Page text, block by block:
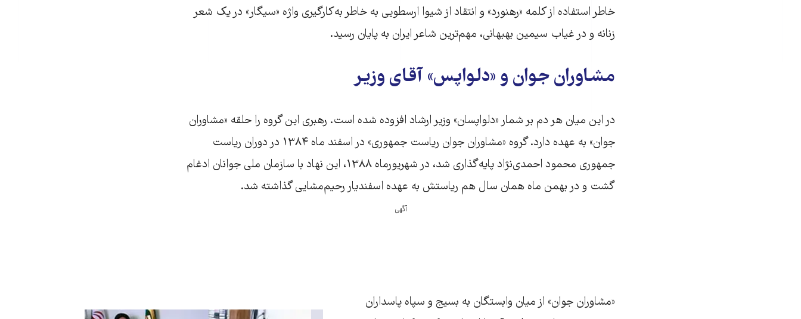
خاطر استفاده از کلمه «رهنورد» و انتقاد از شیوا ارسطویی به خاطر به‌کارگیری واژه «سیگار» در یک شعر
زنانه و در غیاب سیمین بهبهانی، مهم‌ترین شاعر ایران به پایان رسید.
مشاوران جوان و «دلواپس» آقای وزیر
در این میان هر دم بر شمار «دلواپسان» وزیر ارشاد افزوده شده است. رهبری این گروه را حلقه «مشاوران
جوان» به عهده دارد. گروه «مشاوران جوان ریاست جمهوری» در اسفند ماه ۱۳۸۴ در دوران ریاست
جمهوری محمود احمدی‌نژاد پایه‌گذاری شد، در شهریورماه ۱۳۸۸، این نهاد با سازمان ملی جوانان ادغام
گشت و در بهمن ماه همان سال هم ریاستش به عهده اسفندیار رحیم‌مشایی گذاشته شد.
آگهی
«مشاوران جوان» از میان وابستگان به بسیج و سپاه پاسداران